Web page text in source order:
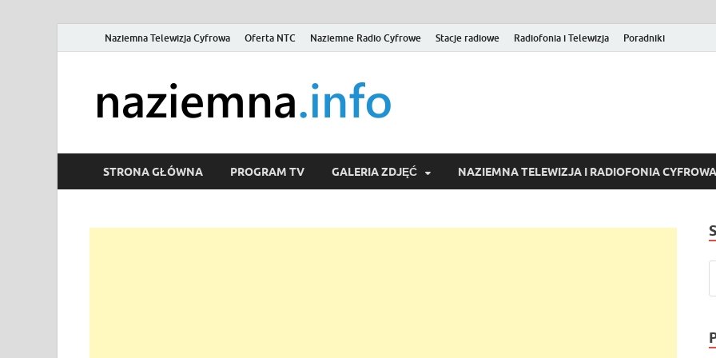
Naziemna Telewizja Cyfrowa Oferta NTC Naziemne Radio Cyfrowe Stacje radiowe Radiofonia i Telewizja Poradniki
Wideo online, VOD
STRONA GŁÓWNA PROGRAM TV GALERIA ZDJĘĆ NAZIEMNA TELEWIZJA I RADIOFONIA CYFROWA